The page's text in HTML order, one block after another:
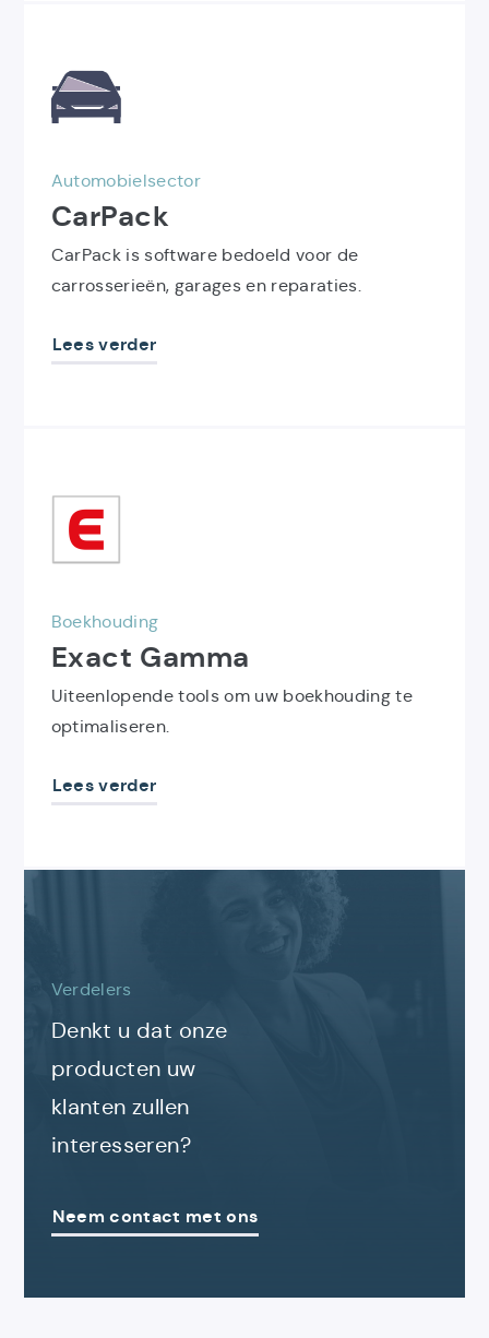
CarPack
Automobielsector
CarPack is software bedoeld voor de
carrosserieën, garages en reparaties.
Lees verder
Gamma
Exact Gamma
Boekhouding
Uiteenlopende tools om uw boekhouding te
optimaliseren.
Lees verder
Contacteer
Verdelers
Denkt u dat onze
producten uw
klanten zullen
interesseren?
Neem contact met ons